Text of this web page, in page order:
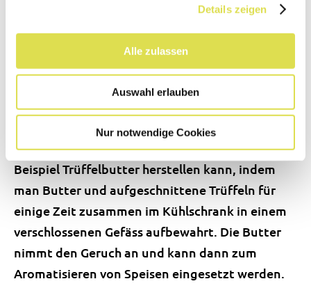
Details zeigen
Alle zulassen
Auswahl erlauben
Nur notwendige Cookies
dass ein Gericht echte Trüffeln enthält, werden
diese in Gourmetrestaurants direkt am Tisch
über den Teller gerieben.
Es gibt aber auch Trüffelprodukte, die keine
Trüffeln enthalten und trotzdem nicht als
„Pseudoprodukt“ bezeichnet werden können:
Trüffelaroma ist nämlich so stark, dass man zum
Beispiel Trüffelbutter herstellen kann, indem
man Butter und aufgeschnittene Trüffeln für
einige Zeit zusammen im Kühlschrank in einem
verschlossenen Gefäss aufbewahrt. Die Butter
nimmt den Geruch an und kann dann zum
Aromatisieren von Speisen eingesetzt werden.